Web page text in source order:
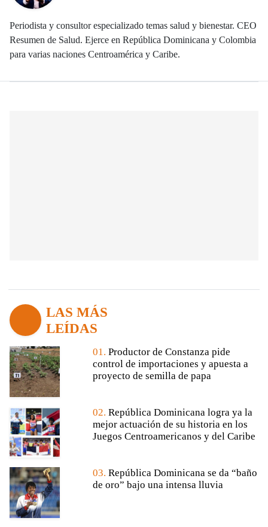
Periodista y consultor especializado temas salud y bienestar. CEO
Resumen de Salud. Ejerce en República Dominicana y Colombia
para varias naciones Centroamérica y Caribe.
LAS MÁS
LEÍDAS
01. Productor de Constanza pide
control de importaciones y apuesta a
proyecto de semilla de papa
02. República Dominicana logra ya la
mejor actuación de su historia en los
Juegos Centroamericanos y del Caribe
03. República Dominicana se da “baño
de oro” bajo una intensa lluvia